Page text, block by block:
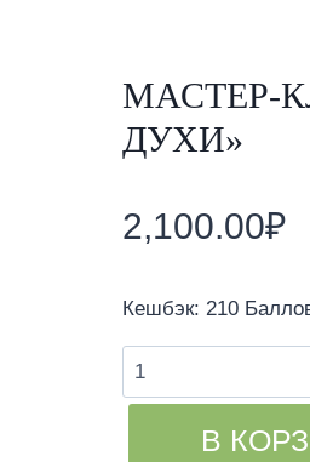
МАСТЕР-
ДУХИ»
2,100.00₽
Кешбэк: 210
Количество
товара
В